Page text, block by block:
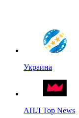
Украина
АПЛ Top News